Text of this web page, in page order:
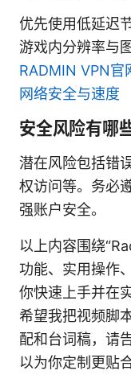
优先使用低延迟
游戏内分辨率与
RADMIN VPN官
网络安全与速度
安全风险有哪
潜在风险包括错
权访问等。务必
强账户安全。
以上内容围绕
功能、实用操作
你快速上手并在
希望我把视频脚
配和台词稿，请
以为你定制更贴